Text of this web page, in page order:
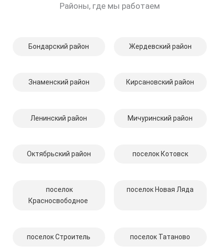
Районы, где мы работаем
Бондарский район Жердевский район
Знаменский район Кирсановский район
Ленинский район Мичуринский район
Октябрьский район поселок Котовск
поселок
Красносвободное
поселок Новая Ляда
поселок Строитель поселок Татаново